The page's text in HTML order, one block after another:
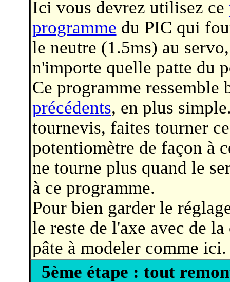
Ici vous devrez utilisez ce
programme du PIC qui
le neutre (1.5ms) au
n'importe quelle patte du
Ce programme ressemble
précédents, en plus
tournevis, faites tourner
potentiomètre de façon à
ne tourne plus quand le
à ce programme.
Pour bien garder le
le reste de l'axe avec de
pâte à modeler comme ici.
5ème étape : tout